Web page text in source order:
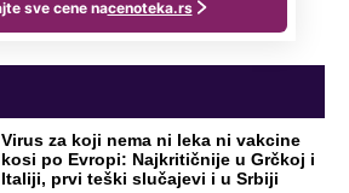
Virus za koji nema ni leka ni vakcine
kosi po Evropi: Najkritičnije u Grčkoj i
Italiji, prvi teški slučajevi i u Srbiji